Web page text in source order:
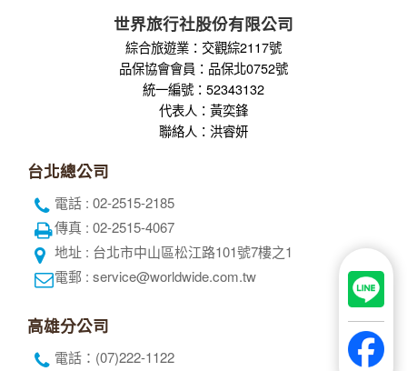
世界旅行社股份有限公司
綜合旅遊業：交觀綜2117號
品保協會會員：品保北0752號
統一編號：52343132
代表人：黃奕鋒
聯絡人：洪睿妍
台北總公司
電話 : 02-2515-2185
傳真 : 02-2515-4067
地址 : 台北市中山區松江路101號7樓之1
電郵 : service@worldwide.com.tw
高雄分公司
電話：(07)222-1122